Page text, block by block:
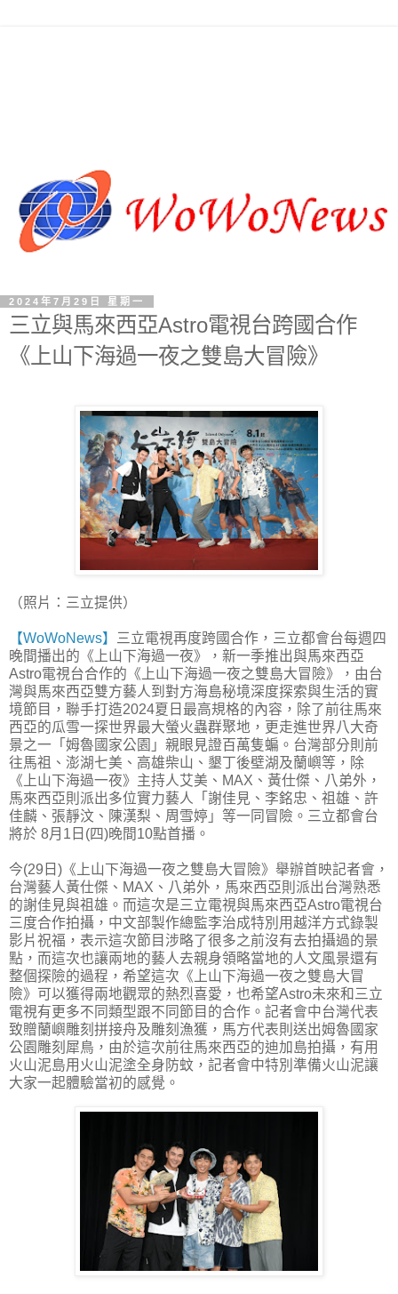
2024年7月29日 星期一
三立與馬來西亞Astro電視台跨國合作
《上山下海過一夜之雙島大冒險》
（照片：三立提供）
【WoWoNews】
三立電視再度跨國合作，三立都會台每週四
晚間播出的《上山下海過一夜》，新一季推出與馬來西亞
Astro電視台合作的《上山下海過一夜之雙島大冒險》，由台
灣與馬來西亞雙方藝人到對方海島秘境深度探索與生活的實
境節目，聯手打造2024夏日最高規格的內容，除了前往馬來
西亞的瓜雪一探世界最大螢火蟲群聚地，更走進世界八大奇
景之一「姆魯國家公園」親眼見證百萬隻蝙。台灣部分則前
往馬祖、澎湖七美、高雄柴山、墾丁後壁湖及蘭嶼等，除
《上山下海過一夜》主持人艾美、MAX、黃仕傑、八弟外，
馬來西亞則派出多位實力藝人「謝佳見、李銘忠、祖雄、許
佳麟、張靜汶、陳漢梨、周雪婷」等一同冒險。三立都會台
將於 8月1日(四)晚間10點首播。
今(29日)《上山下海過一夜之雙島大冒險》舉辦首映記者會，
台灣藝人黃仕傑、MAX、八弟外，馬來西亞則派出台灣熟悉
的謝佳見與祖雄。而這次是三立電視與馬來西亞Astro電視台
三度合作拍攝，中文部製作總監李治成特別用越洋方式錄製
影片祝福，表示這次節目涉略了很多之前沒有去拍攝過的景
點，而這次也讓兩地的藝人去親身領略當地的人文風景還有
整個探險的過程，希望這次《上山下海過一夜之雙島大冒
險》可以獲得兩地觀眾的熱烈喜愛，也希望Astro未來和三立
電視有更多不同類型跟不同節目的合作。記者會中台灣代表
致贈蘭嶼雕刻拼接舟及雕刻漁獲，馬方代表則送出姆魯國家
公園雕刻犀鳥，由於這次前往馬來西亞的迪加島拍攝，有用
火山泥島用火山泥塗全身防蚊，記者會中特別準備火山泥讓
大家一起體驗當初的感覺。